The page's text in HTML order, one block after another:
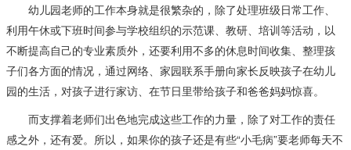
幼儿园老师的工作本身就是很繁杂的，除了处理班级日常工作、
利用午休或下班时间参与学校组织的示范课、教研、培训等活动，以
不断提高自己的专业素质外，还要利用不多的休息时间收集、整理孩
子们各方面的情况，通过网络、家园联系手册向家长反映孩子在幼儿
园的生活，对孩子进行家访、在节日里带给孩子和爸爸妈妈惊喜。
而支撑着老师们出色地完成这些工作的力量，除了对工作的责任
感之外，还有爱。所以，如果你的孩子还是有些“小毛病”要老师每天不